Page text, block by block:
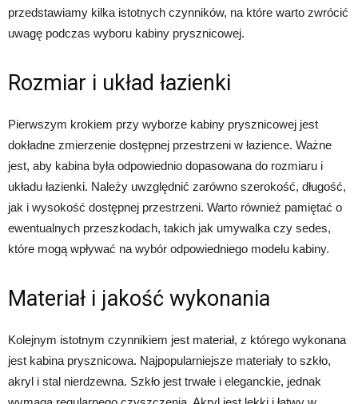
przedstawiamy kilka istotnych czynników, na które warto zwrócić
uwagę podczas wyboru kabiny prysznicowej.
Rozmiar i układ łazienki
Pierwszym krokiem przy wyborze kabiny prysznicowej jest
dokładne zmierzenie dostępnej przestrzeni w łazience. Ważne
jest, aby kabina była odpowiednio dopasowana do rozmiaru i
układu łazienki. Należy uwzględnić zarówno szerokość, długość,
jak i wysokość dostępnej przestrzeni. Warto również pamiętać o
ewentualnych przeszkodach, takich jak umywalka czy sedes,
które mogą wpływać na wybór odpowiedniego modelu kabiny.
Materiał i jakość wykonania
Kolejnym istotnym czynnikiem jest materiał, z którego wykonana
jest kabina prysznicowa. Najpopularniejsze materiały to szkło,
akryl i stal nierdzewna. Szkło jest trwałe i eleganckie, jednak